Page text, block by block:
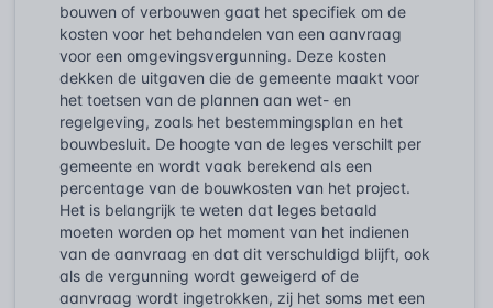
bouwen of verbouwen gaat het specifiek om de
kosten voor het behandelen van een aanvraag
voor een omgevingsvergunning. Deze kosten
dekken de uitgaven die de gemeente maakt voor
het toetsen van de plannen aan wet- en
regelgeving, zoals het bestemmingsplan en het
bouwbesluit. De hoogte van de leges verschilt per
gemeente en wordt vaak berekend als een
percentage van de bouwkosten van het project.
Het is belangrijk te weten dat leges betaald
moeten worden op het moment van het indienen
van de aanvraag en dat dit verschuldigd blijft, ook
als de vergunning wordt geweigerd of de
aanvraag wordt ingetrokken, zij het soms met een